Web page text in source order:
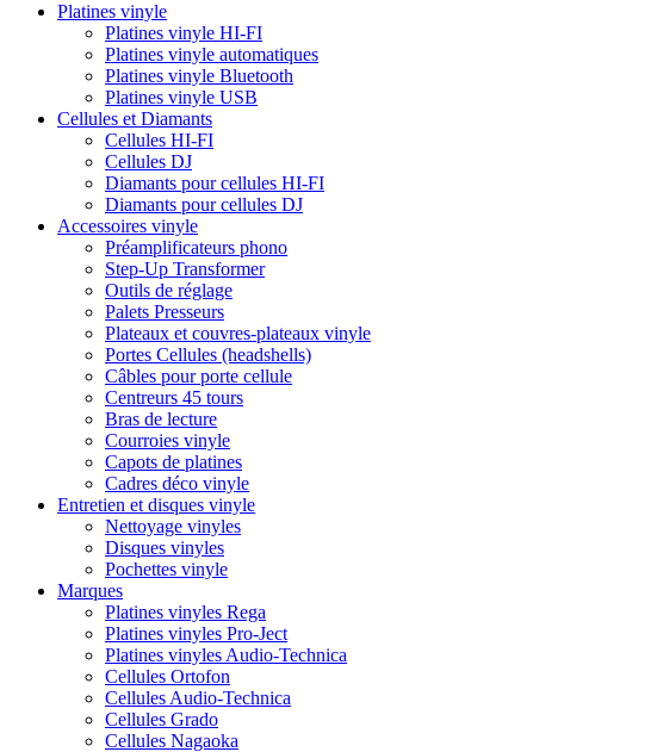
Platines vinyle
Platines vinyle HI-FI
Platines vinyle automatiques
Platines vinyle Bluetooth
Platines vinyle USB
Cellules et Diamants
Cellules HI-FI
Cellules DJ
Diamants pour cellules HI-FI
Diamants pour cellules DJ
Accessoires vinyle
Préamplificateurs phono
Step-Up Transformer
Outils de réglage
Palets Presseurs
Plateaux et couvres-plateaux vinyle
Portes Cellules (headshells)
Câbles pour porte cellule
Centreurs 45 tours
Bras de lecture
Courroies vinyle
Capots de platines
Cadres déco vinyle
Entretien et disques vinyle
Nettoyage vinyles
Disques vinyles
Pochettes vinyle
Marques
Platines vinyles Rega
Platines vinyles Pro-Ject
Platines vinyles Audio-Technica
Cellules Ortofon
Cellules Audio-Technica
Cellules Grado
Cellules Nagaoka